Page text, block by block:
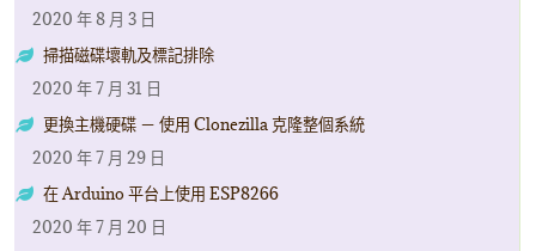
2020 年 8 月 3 日
掃描磁碟壞軌及標記排除
2020 年 7 月 31 日
更換主機硬碟 － 使用 Clonezilla 克隆整個系統
2020 年 7 月 29 日
在 Arduino 平台上使用 ESP8266
2020 年 7 月 20 日